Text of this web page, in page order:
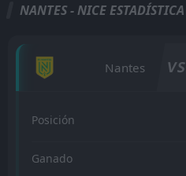
NANTES - NICE ESTADÍSTICA
Nantes VS
Posición
Ganado